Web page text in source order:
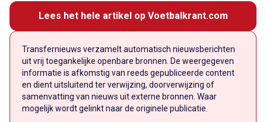
Lees het hele artikel op Voetbalkrant.com
Transfernieuws verzamelt automatisch nieuwsberichten
uit vrij toegankelijke openbare bronnen. De weergegeven
informatie is afkomstig van reeds gepubliceerde content
en dient uitsluitend ter verwijzing, doorverwijzing of
samenvatting van nieuws uit externe bronnen. Waar
mogelijk wordt gelinkt naar de originele publicatie.